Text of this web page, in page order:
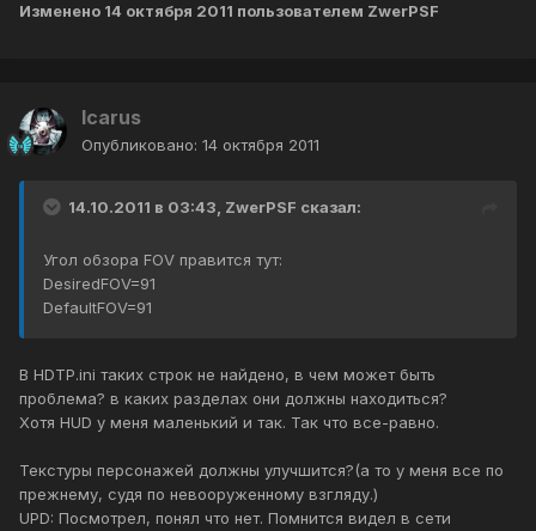
Изменено 14 октября 2011 пользователем ZwerPSF
Icarus
Опубликовано: 14 октября 2011
14.10.2011 в 03:43, ZwerPSF сказал:
Угол обзора FOV правится тут:
DesiredFOV=91
DefaultFOV=91
В HDTP.ini таких строк не найдено, в чем может быть
проблема? в каких разделах они должны находиться?
Хотя HUD у меня маленький и так. Так что все-равно.
Текстуры персонажей должны улучшится?(а то у меня все по
прежнему, судя по невооруженному взгляду.)
UPD: Посмотрел, понял что нет. Помнится видел в сети